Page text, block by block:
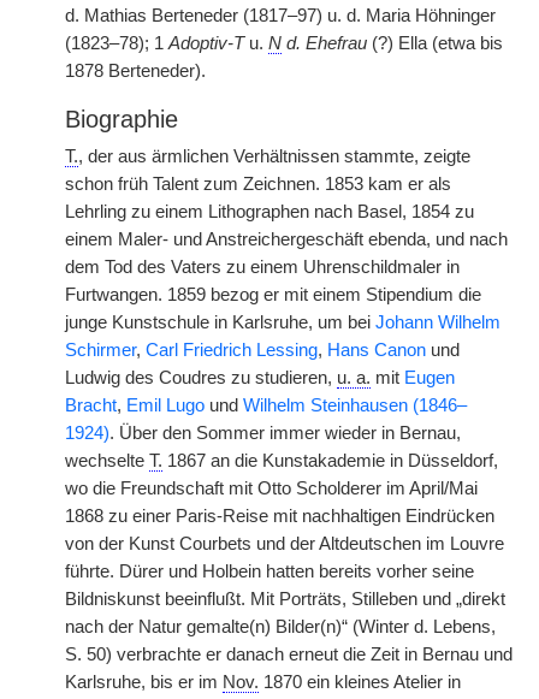
d. Mathias Berteneder (1817–97) u. d. Maria Höhninger
(1823–78); 1 Adoptiv-Tu. N d. Ehefrau (?) Ella (etwa bis
1878 Berteneder).
Biographie
T., der aus ärmlichen Verhältnissen stammte, zeigte
schon früh Talent zum Zeichnen. 1853 kam er als
Lehrling zu einem Lithographen nach Basel, 1854 zu
einem Maler- und Anstreichergeschäft ebenda, und nach
dem Tod des Vaters zu einem Uhrenschildmaler in
Furtwangen. 1859 bezog er mit einem Stipendium die
junge Kunstschule in Karlsruhe, um bei Johann Wilhelm
Schirmer, Carl Friedrich Lessing, Hans Canon und
Ludwig des Coudres zu studieren, u. a. mit Eugen
Bracht, Emil Lugo und Wilhelm Steinhausen (1846–
1924). Über den Sommer immer wieder in Bernau,
wechselte T. 1867 an die Kunstakademie in Düsseldorf,
wo die Freundschaft mit Otto Scholderer im April/Mai
1868 zu einer Paris-Reise mit nachhaltigen Eindrücken
von der Kunst Courbets und der Altdeutschen im Louvre
führte. Dürer und Holbein hatten bereits vorher seine
Bildniskunst beeinflußt. Mit Porträts, Stilleben und „direkt
nach der Natur gemalte(n) Bilder(n)“ (Winter d. Lebens,
S. 50) verbrachte er danach erneut die Zeit in Bernau und
Karlsruhe, bis er im Nov. 1870 ein kleines Atelier in